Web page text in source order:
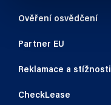
Ověření osvědčení
Partner EU
Reklamace a stížnosti
CheckLease